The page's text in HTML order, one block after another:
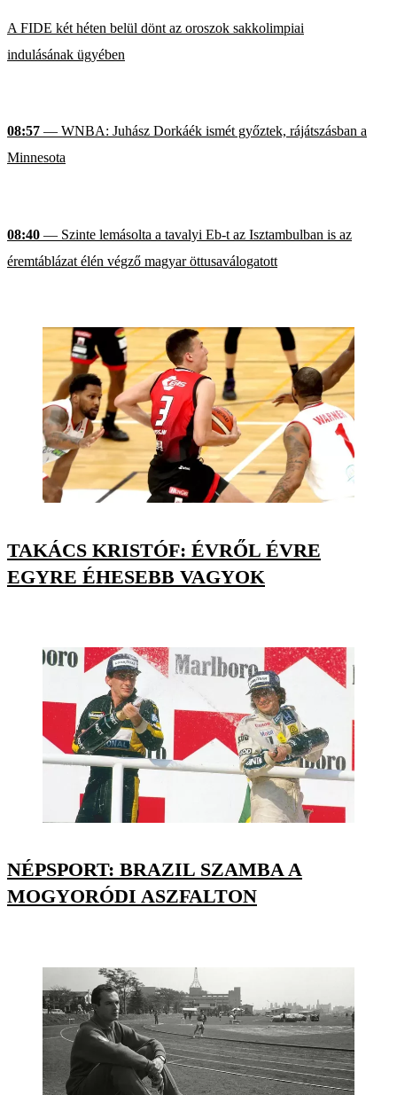
A FIDE két héten belül dönt az oroszok sakkolimpiai
indulásának ügyében
08:57 — WNBA: Juhász Dorkáék ismét győztek, rájátszásban a
Minnesota
08:40 — Szinte lemásolta a tavalyi Eb-t az Isztambulban is az
éremtáblázat élén végző magyar öttusaválogatott
TAKÁCS KRISTÓF: ÉVRŐL ÉVRE
EGYRE ÉHESEBB VAGYOK
NÉPSPORT: BRAZIL SZAMBA A
MOGYORÓDI ASZFALTON